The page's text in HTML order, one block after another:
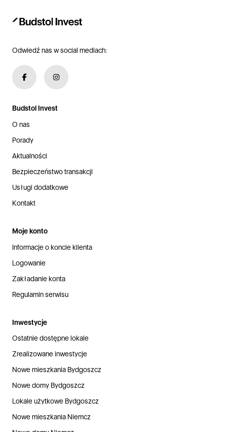
Odwiedź nas w social mediach:
Budstol Invest
O nas
Porady
Aktualności
Bezpieczeństwo transakcji
Usługi dodatkowe
Kontakt
Moje konto
Informacje o koncie klienta
Logowanie
Zakładanie konta
Regulamin serwisu
Inwestycje
Ostatnie dostępne lokale
Zrealizowane inwestycje
Nowe mieszkania Bydgoszcz
Nowe domy Bydgoszcz
Lokale użytkowe Bydgoszcz
Nowe mieszkania Niemcz